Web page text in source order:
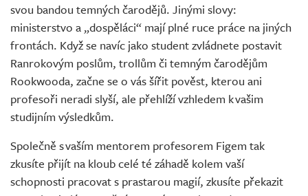
svou bandou temných čarodějů. Jinými slovy:
ministerstvo a „dospěláci“ mají plné ruce práce na jiných
frontách. Když se navíc jako student zvládnete postavit
Ranrokovým poslům, trollům či temným čarodějům
Rookwooda, začne se o vás šířit pověst, kterou ani
profesoři neradi slyší, ale přehlíží vzhledem k vašim
studijním výsledkům.
Společně s vaším mentorem profesorem Figem tak
zkusíte přijít na kloub celé té záhadě kolem vaší
schopnosti pracovat s prastarou magií, zkusíte překazit